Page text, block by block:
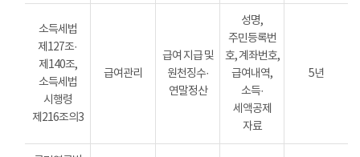
소득세법
제127조·
제140조,
소득세법
시행령
제216조의3
급여관리
급여 지급 및
원천징수·
연말정산
성명,
주민등록번
호, 계좌번호,
급여내역,
소득·
세액공제
자료
5년